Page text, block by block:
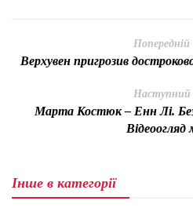
Верхувен пригрозив
Наступний
Марта Костюк – Енн Лі. Без
Інше в категорії